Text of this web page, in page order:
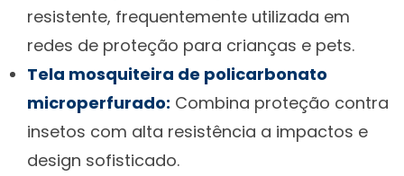
resistente, frequentemente utilizada em
redes de proteção para crianças e pets.
Tela mosquiteira de policarbonato
microperfurado: Combina proteção contra
insetos com alta resistência a impactos e
design sofisticado.